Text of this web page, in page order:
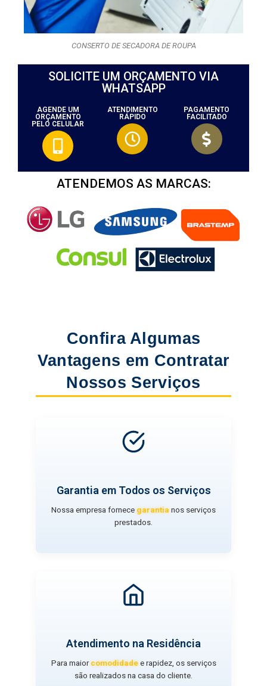
CONSERTO DE SECADORA DE ROUPA
SOLICITE UM ORÇAMENTO VIA
WHATSAPP
AGENDE UM
ORÇAMENTO
PELO CELULAR
ATENDIMENTO
RÁPIDO
PAGAMENTO
FACILITADO
ATENDEMOS AS MARCAS:
Confira Algumas
Vantagens em Contratar
Nossos Serviços
Garantia em Todos os Serviços
Nossa empresa fornecegarantianos serviços
prestados.
Atendimento na Residência
Para maiorcomodidadee rapidez, os serviços
são realizados na casa do cliente.